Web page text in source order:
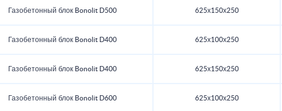
Газобетонный блок Bonolit D500 625х150х250
Газобетонный блок Bonolit D400 625х100х250
Газобетонный блок Bonolit D400 625х150х250
Газобетонный блок Bonolit D600 625х100х250